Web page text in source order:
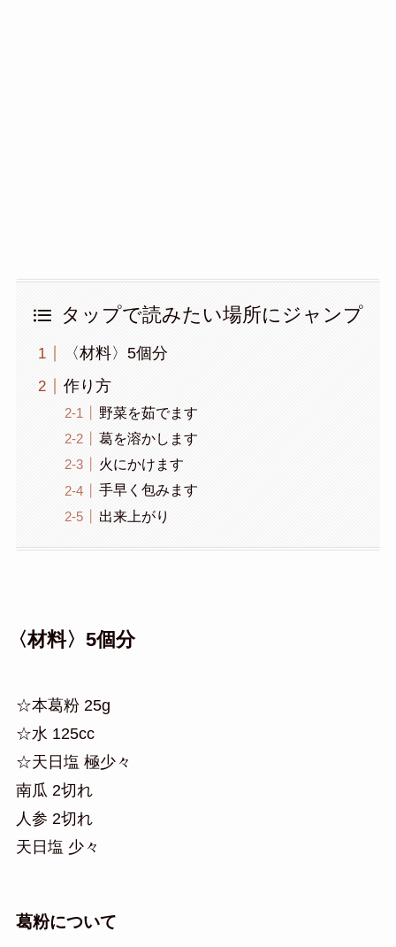
タップで読みたい場所にジャンプ
〈材料〉5個分
作り方
野菜を茹でます
葛を溶かします
火にかけます
手早く包みます
出来上がり
〈材料〉5個分
☆本葛粉 25g
☆水 125cc
☆天日塩 極少々
南瓜 2切れ
人参 2切れ
天日塩 少々
葛粉について